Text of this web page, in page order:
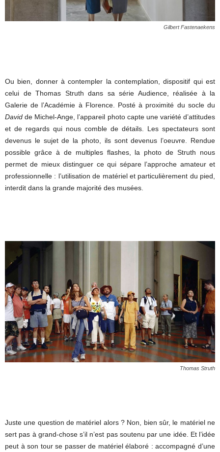
Gilbert Fastenaekens
Ou bien, donner à contempler la contemplation, dispositif qui est
celui de Thomas Struth dans sa série Audience, réalisée à la
Galerie de l’Académie à Florence. Posté à proximité du socle du
David de Michel-Ange, l’appareil photo capte une variété d’attitudes
et de regards qui nous comble de détails. Les spectateurs sont
devenus le sujet de la photo, ils sont devenus l’oeuvre. Rendue
possible grâce à de multiples flashes, la photo de Struth nous
permet de mieux distinguer ce qui sépare l’approche amateur et
professionnelle : l’utilisation de matériel et particulièrement du pied,
interdit dans la grande majorité des musées.
Thomas Struth
Juste une question de matériel alors ? Non, bien sûr, le matériel ne
sert pas à grand-chose s’il n’est pas soutenu par une idée. Et l’idée
peut à son tour se passer de matériel élaboré : accompagné d’une